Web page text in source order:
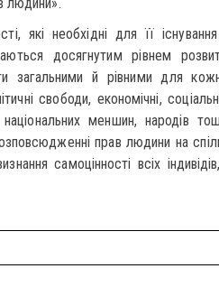
які необхідні для її
досягнутим рівнем
загальними й рівними для
свободи, економічні,
національних меншин, народів
прав людини на
самоцінності всіх